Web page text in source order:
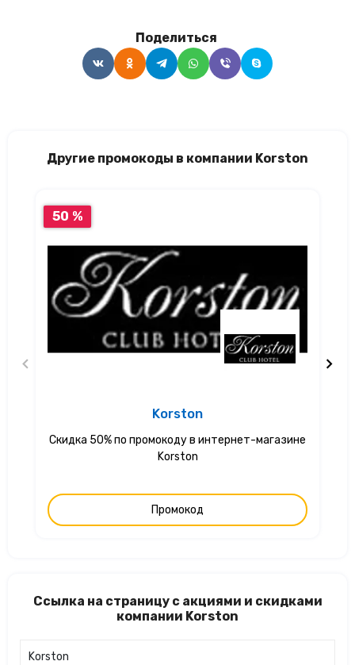
Поделиться
Другие промокоды в компании Korston
50 %
Korston
Скидка 50% по промокоду в интернет-магазине
Korston
Промокод
Ссылка на страницу с акциями и скидками
компании Korston
Korston